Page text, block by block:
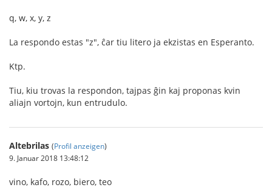
q, w, x, y, z
La respondo estas "z", ĉar tiu litero ja ekzistas en Esperanto.
Ktp.
Tiu, kiu trovas la respondon, tajpas ĝin kaj proponas kvin
aliajn vortojn, kun entrudulo.
Altebrilas (Profil anzeigen)
9. Januar 2018 13:48:12
vino, kafo, rozo, biero, teo